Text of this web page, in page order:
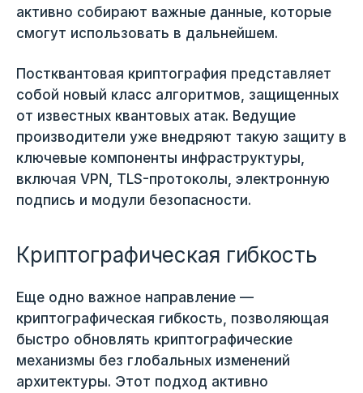
активно собирают важные данные, которые
смогут использовать в дальнейшем.
Постквантовая криптография представляет
собой новый класс алгоритмов, защищенных
от известных квантовых атак. Ведущие
производители уже внедряют такую защиту в
ключевые компоненты инфраструктуры,
включая VPN, TLS-протоколы, электронную
подпись и модули безопасности.
Криптографическая гибкость
Еще одно важное направление —
криптографическая гибкость, позволяющая
быстро обновлять криптографические
механизмы без глобальных изменений
архитектуры. Этот подход активно